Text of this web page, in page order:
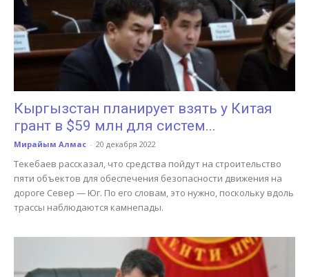
Кыргызстан планирует взять у Китая
грант в $59 млн для систем...
Мирайым Алмас - 20 декабря 2022
Текебаев рассказал, что средства пойдут на строительство
пяти объектов для обеспечения безопасности движения на
дороге Север — Юг. По его словам, это нужно, поскольку вдоль
трассы наблюдаются камнепады.